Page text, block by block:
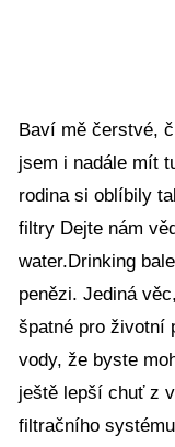
Baví mě čerstvé,
jsem i nadále mít
rodina si oblíbily
filtry Dejte nám
water.Drinking
penězi. Jediná
špatné pro životní
vody, že byste
ještě lepší chuť z
filtračního